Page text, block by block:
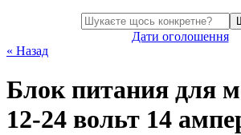
Дати оголошення
« Назад
Блок питания для
12-24 вольт 14